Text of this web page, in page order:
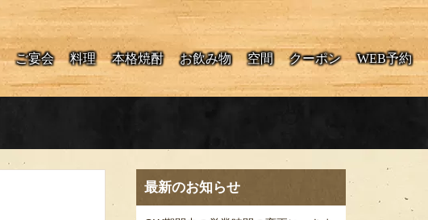
ご宴会 料理 本格焼酎 お飲み物 空間 クーポン WEB予約
最新のお知らせ